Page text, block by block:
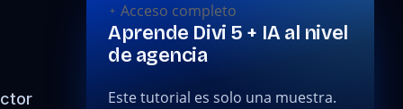
Acceso completo
Aprende Divi 5 + IA al nivel
de agencia
Este tutorial es solo una muestra.